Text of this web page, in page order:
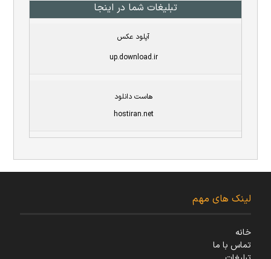
تبلیغات شما در اینجا
آپلود عکس
up.download.ir
هاست دانلود
hostiran.net
لینک های مهم
خانه
تماس با ما